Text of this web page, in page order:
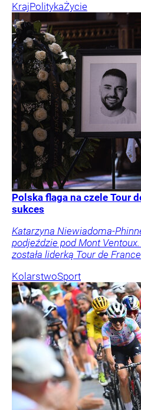
KrajPolitykaŻycie
Polska flaga na czele Tour
sukces
Katarzyna Niewiadoma-
podjeździe pod Mont
została liderką Tour de
KolarstwoSport